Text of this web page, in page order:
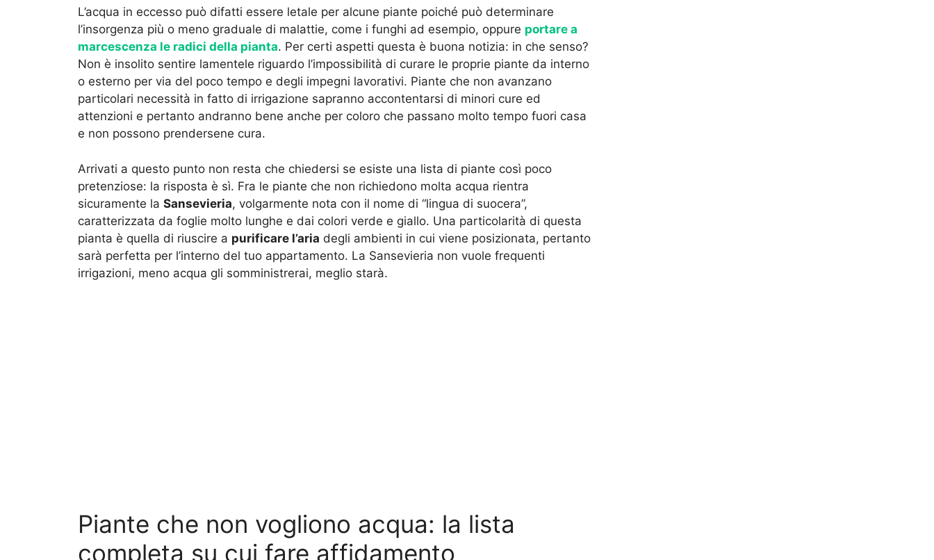
L’acqua in eccesso può difatti essere letale per alcune piante poiché può determinare
l’insorgenza più o meno graduale di malattie, come i funghi ad esempio, oppure portare a
marcescenza le radici della pianta. Per certi aspetti questa è buona notizia: in che senso?
Non è insolito sentire lamentele riguardo l’impossibilità di curare le proprie piante da interno
o esterno per via del poco tempo e degli impegni lavorativi. Piante che non avanzano
particolari necessità in fatto di irrigazione sapranno accontentarsi di minori cure ed
attenzioni e pertanto andranno bene anche per coloro che passano molto tempo fuori casa
e non possono prendersene cura.
Arrivati a questo punto non resta che chiedersi se esiste una lista di piante così poco
pretenziose: la risposta è sì. Fra le piante che non richiedono molta acqua rientra
sicuramente la Sansevieria, volgarmente nota con il nome di “lingua di suocera”,
caratterizzata da foglie molto lunghe e dai colori verde e giallo. Una particolarità di questa
pianta è quella di riuscire a purificare l’aria degli ambienti in cui viene posizionata, pertanto
sarà perfetta per l’interno del tuo appartamento. La Sansevieria non vuole frequenti
irrigazioni, meno acqua gli somministrerai, meglio starà.
Piante che non vogliono acqua: la lista
completa su cui fare affidamento